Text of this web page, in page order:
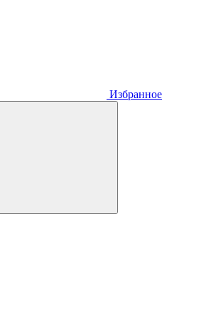
Избранное